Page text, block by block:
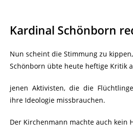
Kardinal Schönborn
Nun scheint die Stimmung zu
Schönborn übte heute heftige Kritik
jenen Aktivisten, die die
ihre Ideologie missbrauchen.
Der Kirchenmann machte auch kein